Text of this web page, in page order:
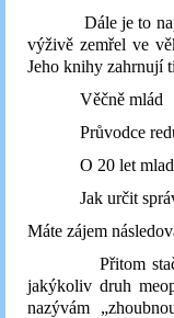
Dále je to např.
výživě zemřel ve
Jeho knihy zahrnují
Věčně mlád
Průvodce
O 20 let mladší
Jak určit
Máte zájem
Přitom stačí
jakýkoliv druh
nazývám